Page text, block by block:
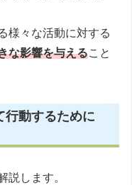
様々な活動に対する
な影響を与えること
行動するために
説します。